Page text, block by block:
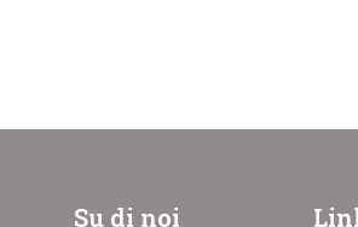
Su di noi